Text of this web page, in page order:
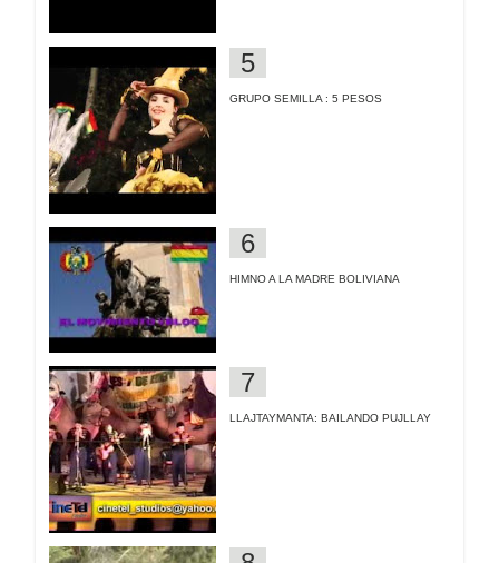
GRUPO SEMILLA : 5 PESOS
HIMNO A LA MADRE BOLIVIANA
LLAJTAYMANTA: BAILANDO PUJLLAY